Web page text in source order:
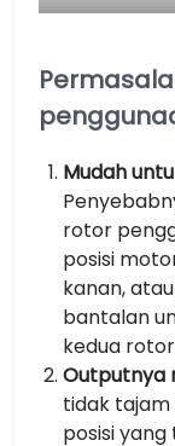
Mudah
rotor
posisi
kanan,
bantalan
kedua
Outputnya
tidak
posisi yang